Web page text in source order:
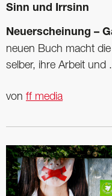
Sinn und Irrsinn
Neuerscheinung –
neuen Buch macht
selber, ihre Arbeit und
von ff media